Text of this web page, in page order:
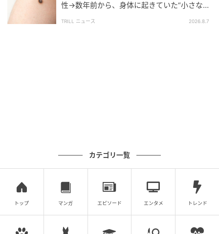
り、カレーの香りを効かせたエビ、セロリのエスプー
マを合わせた軽やかなヒラメと魚介料理が続き、クラ
イマックスはシグネチャーのハト料理。
性→数年前から、身体に起きていた“小さな異
TRILL ニュース 2026.8.7
カテゴリ一覧
トップ マンガ エピソード エンタメ トレンド